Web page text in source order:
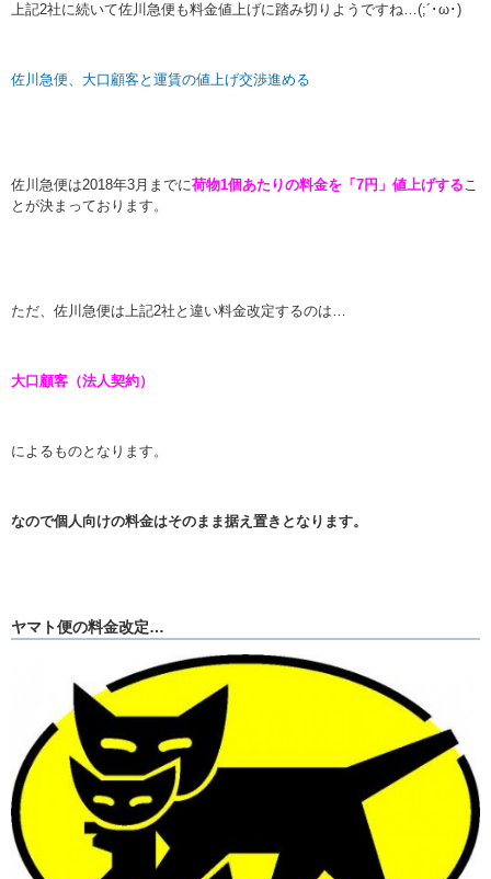
上記2社に続いて佐川急便も料金値上げに踏み切りようですね…(;´･ω･)
佐川急便、大口顧客と運賃の値上げ交渉進める
佐川急便は2018年3月までに荷物1個あたりの料金を「7円」値上げする こ
とが決まっております。
ただ、佐川急便は上記2社と違い料金改定するのは…
大口顧客（法人契約）
によるものとなります。
なので個人向けの料金はそのまま据え置きとなります。
ヤマト便の料金改定…